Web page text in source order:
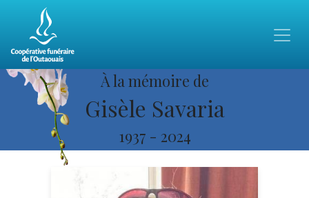
À la mémoire de
Gisèle Savaria
1937 - 2024